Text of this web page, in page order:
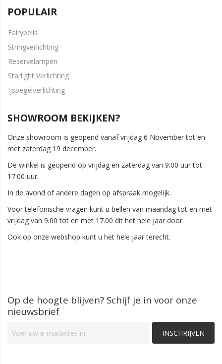
POPULAIR
Fairybells
Stringverlichting
Reservelampen
Starlight Verlichting
Ijspegelverlichting
SHOWROOM BEKIJKEN?
Onze showroom is geopend vanaf vrijdag 6 November tot en
met zaterdag 19 december.
De winkel is geopend op vrijdag en zaterdag van 9:00 uur tot
17:00 uur.
In de avond of andere dagen op afspraak mogelijk.
Voor telefonische vragen kunt u bellen van maandag tot en met
vrijdag van 9.00 tot en met 17.00 dit het hele jaar door.
Ook op onze webshop kunt u het hele jaar terecht.
Op de hoogte blijven? Schijf je in voor onze
nieuwsbrief
INSCHRIJVEN